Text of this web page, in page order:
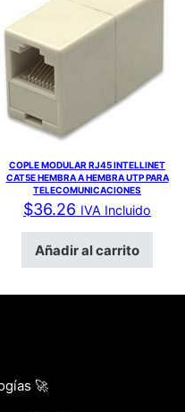
COPLE MODULAR RJ45 INTELLINET
CAT5E HEMBRA A HEMBRA UTP PARA
TELECOMUNICACIONES
$36.26 IVA Incluido
Añadir al carrito
🚀